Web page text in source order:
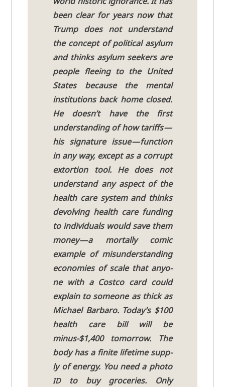
been clear for years now that
Trump does not under­stand
the con­cept of poli­ti­cal asyl­um
and thinks asyl­um see­kers are
peo­p­le fle­e­ing to the United
Sta­tes becau­se the men­tal
insti­tu­ti­ons back home clo­sed.
He doesn’t have the first
under­stan­ding of how tariffs —
his signa­tu­re issue — func­tion
in any way, except as a cor­rupt
extor­ti­on tool. He does not
under­stand any aspect of the
health care system and thinks
devol­ving health care fun­ding
to indi­vi­du­als would save them
money — a mor­tal­ly comic
exam­p­le of misun­derstan­ding
eco­no­mies of sca­le that anyo­
ne with a Cost­co card could
explain to someone as thick as
Micha­el Bar­ba­ro. Today’s $100
health care bill will be
minus-$1,400 tomor­row. The
body has a fini­te life­time sup­p­
ly of ener­gy. You need a pho­to
IDto buy gro­ce­ries. Only